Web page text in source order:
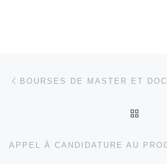
Parcourir les articles